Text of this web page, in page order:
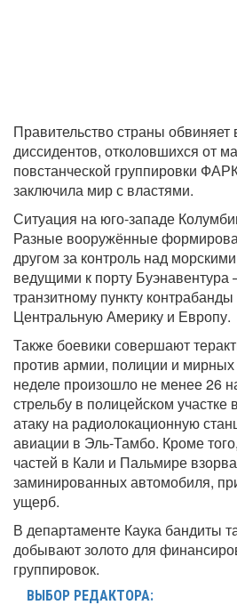
Правительство страны обвиняет
диссидентов, отколовшихся от
повстанческой группировки
заключила мир с властями.
Ситуация на юго-западе
Разные вооружённые
другом за контроль над
ведущими к порту Буэнавентура
транзитному пункту
Центральную Америку и Европу.
Также боевики совершают
против армии, полиции и
неделе произошло не менее 26
стрельбу в полицейском участке
атаку на радиолокационную
авиации в Эль-Тамбо. Кроме
частей в Кали и Пальмире
заминированных автомобиля,
ущерб.
В департаменте Каука бандиты
добывают золото для
группировок.
ВЫБОР РЕДАКТОРА: